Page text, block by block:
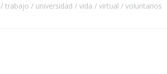
trabajo universidad vida virtual voluntarios